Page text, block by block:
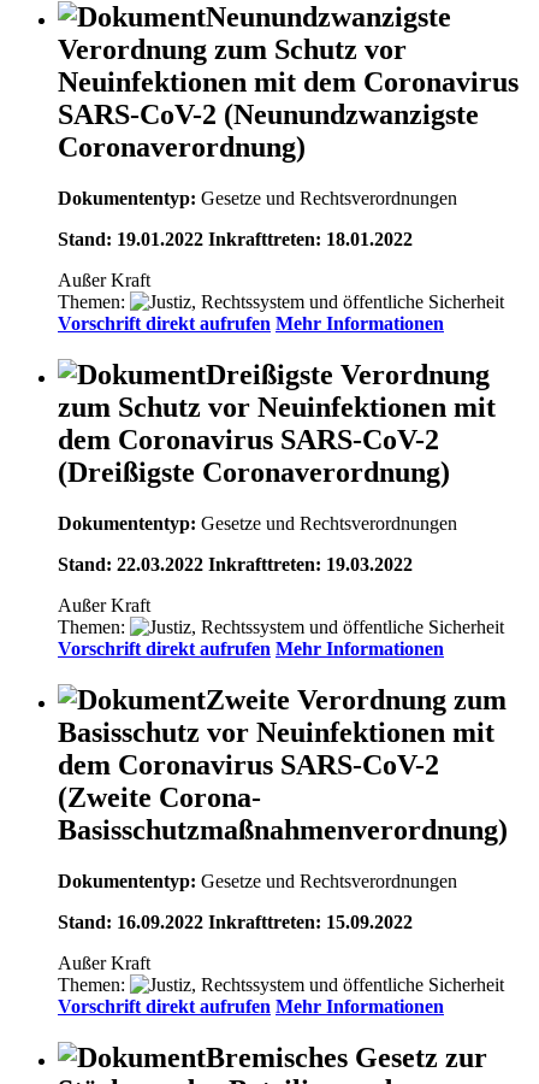
Neunundzwanzigste
Verordnung zum Schutz vor
Neuinfektionen mit dem Coronavirus
SARS-CoV-2 (Neunundzwanzigste
Coronaverordnung)
Dokumententyp: Gesetze und Rechtsverordnungen
Stand: 19.01.2022 Inkrafttreten: 18.01.2022
Außer Kraft
Themen:
Vorschrift direkt aufrufen Mehr Informationen
Dreißigste Verordnung
zum Schutz vor Neuinfektionen mit
dem Coronavirus SARS-CoV-2
(Dreißigste Coronaverordnung)
Dokumententyp: Gesetze und Rechtsverordnungen
Stand: 22.03.2022 Inkrafttreten: 19.03.2022
Außer Kraft
Themen:
Vorschrift direkt aufrufen Mehr Informationen
Zweite Verordnung zum
Basisschutz vor Neuinfektionen mit
dem Coronavirus SARS-CoV-2
(Zweite Corona-
Basisschutzmaßnahmenverordnung)
Dokumententyp: Gesetze und Rechtsverordnungen
Stand: 16.09.2022 Inkrafttreten: 15.09.2022
Außer Kraft
Themen:
Vorschrift direkt aufrufen Mehr Informationen
Bremisches Gesetz zur